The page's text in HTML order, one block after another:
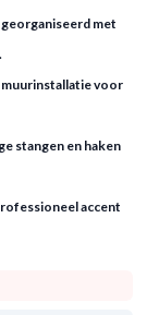
met
muurinstallatie voor
stangen en haken
accent